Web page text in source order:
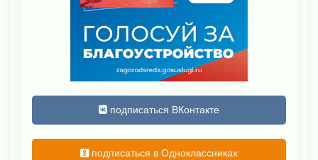
подписаться ВКонтакте
подписаться в Одноклассниках